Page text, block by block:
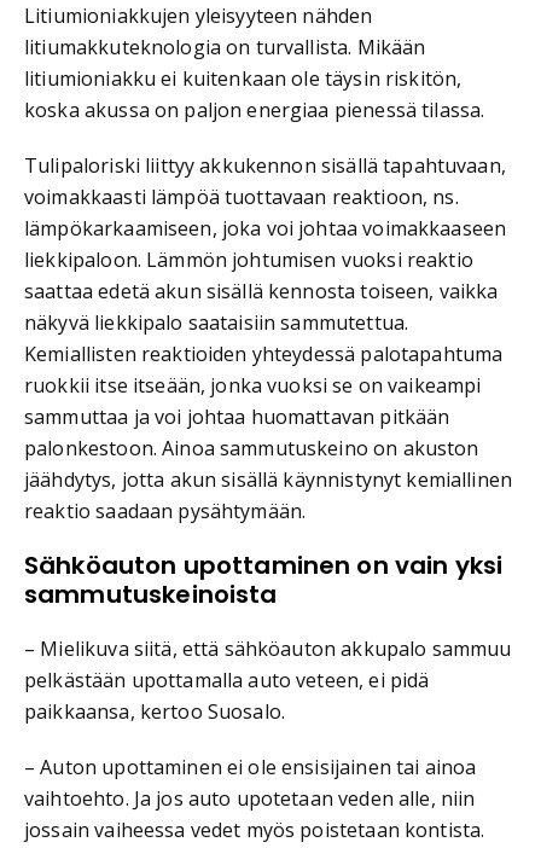
Litiumioniakkujen yleisyyteen nähden
litiumakkuteknologia on turvallista. Mikään
litiumioniakku ei kuitenkaan ole täysin riskitön,
koska akussa on paljon energiaa pienessä tilassa.
Tulipaloriski liittyy akkukennon sisällä tapahtuvaan,
voimakkaasti lämpöä tuottavaan reaktioon, ns.
lämpökarkaamiseen, joka voi johtaa voimakkaaseen
liekkipaloon. Lämmön johtumisen vuoksi reaktio
saattaa edetä akun sisällä kennosta toiseen, vaikka
näkyvä liekkipalo saataisiin sammutettua.
Kemiallisten reaktioiden yhteydessä palotapahtuma
ruokkii itse itseään, jonka vuoksi se on vaikeampi
sammuttaa ja voi johtaa huomattavan pitkään
palonkestoon. Ainoa sammutuskeino on akuston
jäähdytys, jotta akun sisällä käynnistynyt kemiallinen
reaktio saadaan pysähtymään.
Sähköauton upottaminen on vain yksi
sammutuskeinoista
– Mielikuva siitä, että sähköauton akkupalo sammuu
pelkästään upottamalla auto veteen, ei pidä
paikkaansa, kertoo Suosalo.
– Auton upottaminen ei ole ensisijainen tai ainoa
vaihtoehto. Ja jos auto upotetaan veden alle, niin
jossain vaiheessa vedet myös poistetaan kontista.